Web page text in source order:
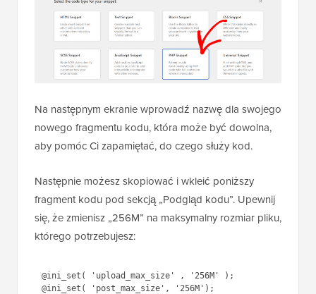
Na następnym ekranie wprowadź nazwę dla swojego
nowego fragmentu kodu, która może być dowolna,
aby pomóc Ci zapamiętać, do czego służy kod.
Następnie możesz skopiować i wkleić poniższy
fragment kodu pod sekcją „Podgląd kodu”. Upewnij
się, że zmienisz „256M” na maksymalny rozmiar pliku,
którego potrzebujesz:
@ini_set( 'upload_max_size' , '256M' );
@ini_set( 'post_max_size', '256M');